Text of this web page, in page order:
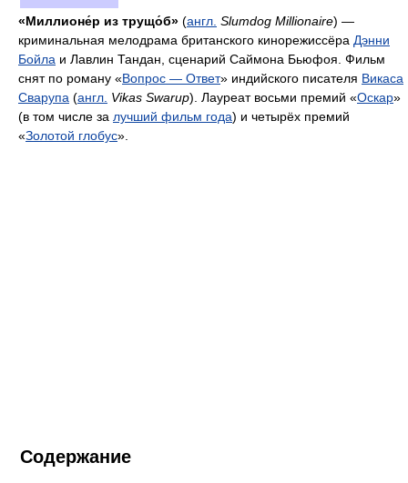
«Миллионе́р из трущо́б» (англ. Slumdog Millionaire) —
криминальная мелодрама британского кинорежиссёра Дэнни
Бойла и Лавлин Тандан, сценарий Саймона Бьюфоя. Фильм
снят по роману «Вопрос — Ответ» индийского писателя Викаса
Сварупа (англ. Vikas Swarup). Лауреат восьми премий «Оскар»
(в том числе за лучший фильм года) и четырёх премий
«Золотой глобус».
Содержание